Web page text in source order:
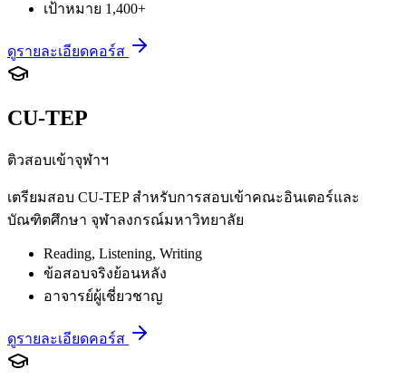
เป้าหมาย 1,400+
ดูรายละเอียดคอร์ส
CU-TEP
ติวสอบเข้าจุฬาฯ
เตรียมสอบ CU-TEP สำหรับการสอบเข้าคณะอินเตอร์และ
บัณฑิตศึกษา จุฬาลงกรณ์มหาวิทยาลัย
Reading, Listening, Writing
ข้อสอบจริงย้อนหลัง
อาจารย์ผู้เชี่ยวชาญ
ดูรายละเอียดคอร์ส